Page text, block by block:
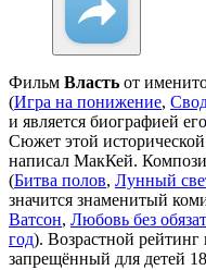
Фильм Власть от
(Игра на понижение,
и является биографией
Сюжет этой
написал МакКей.
(Битва полов, Лунный
значится знаменитый
Ватсон, Любовь без
год). Возрастной рейтинг
запрещённый для детей